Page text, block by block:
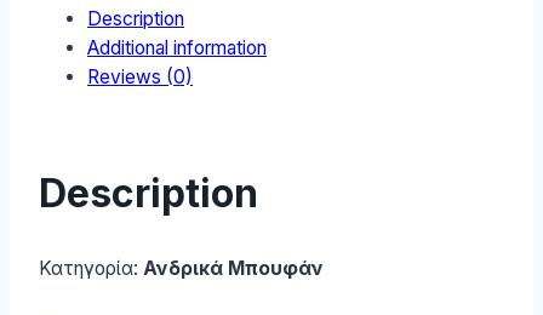
quantityDescription
Additional information
Reviews (0)
Description
Κατηγορία: Ανδρικά Μπουφάν